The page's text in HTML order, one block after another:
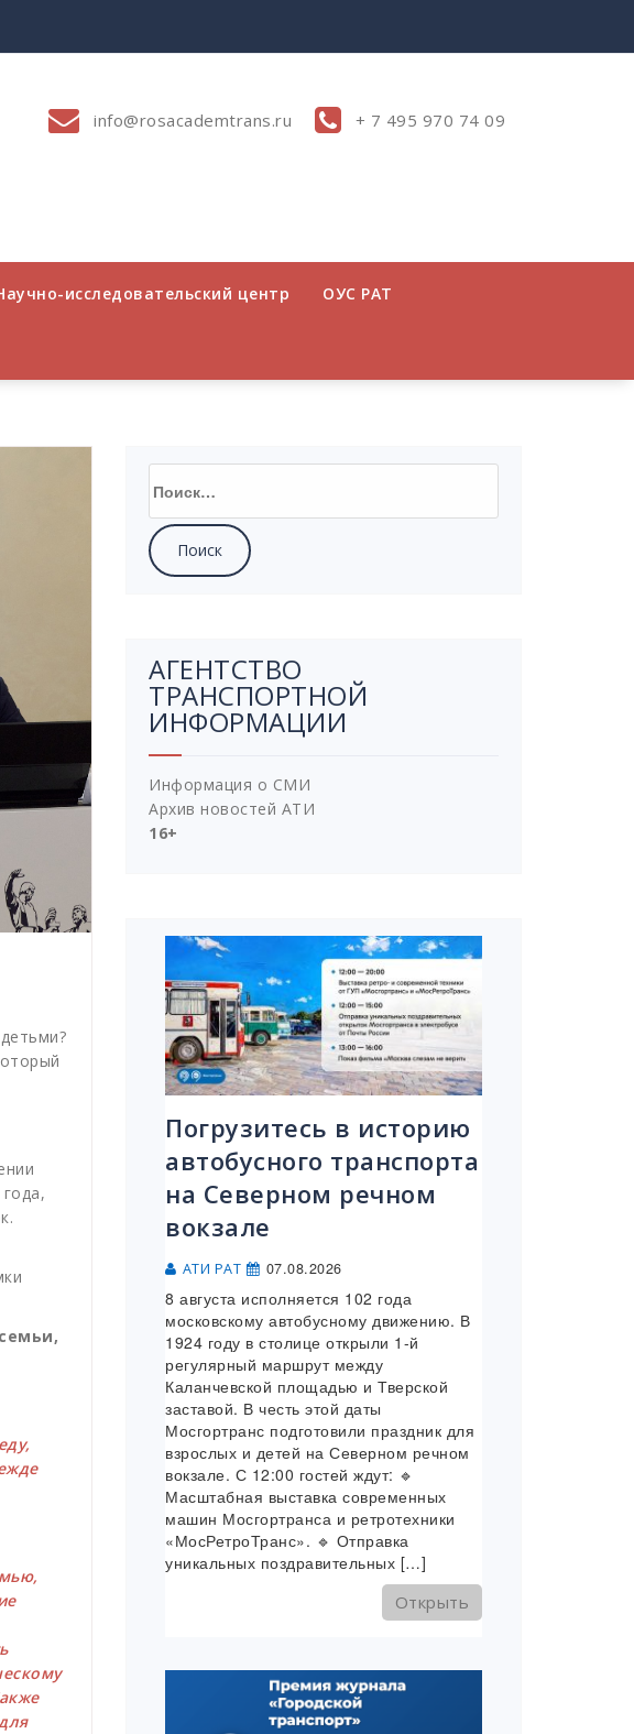
info@rosacademtrans.ru + 7 495 970 74 09
исследовательский центр ОУС РАТ
АГЕНТСТВО
ТРАНСПОРТНОЙ
ИНФОРМАЦИИ
Информация о СМИ
Архив новостей АТИ
16+
Погрузитесь в историю
автобусного транспорта
на Северном речном
вокзале
АТИ РАТ 07.08.2026
8 августа исполняется 102 года
московскому автобусному движению. В
1924 году в столице открыли 1-й
регулярный маршрут между
Каланчевской площадью и Тверской
заставой. В честь этой даты
Мосгортранс подготовили праздник для
взрослых и детей на Северном речном
вокзале. С 12:00 гостей ждут: 🔹
Масштабная выставка современных
машин Мосгортранса и ретротехники
«МосРетроТранс». 🔹 Отправка
уникальных поздравительных […]
Открыть